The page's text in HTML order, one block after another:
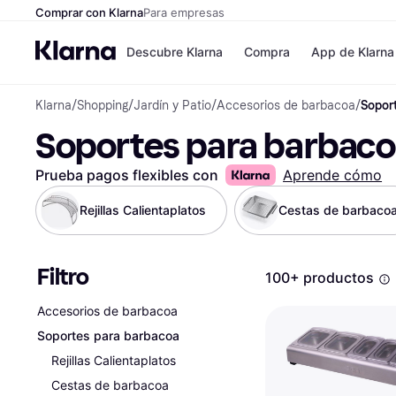
Comprar con KlarnaPara empresas
Descubre Klarna
Formas de
Formas de pago
Paga ahora
Paga en 3 plazos
Paga en 30 días
Financiación
Klarna en Apple
Compra
Tiendas
MediaMarkt
Shein
Zalando Prive
Zara
JD Sports
Directorio de
App de Klarna
Klarna/Shopping/Jardín y Patio/Accesorios de barbacoa/
Soportes para
Prueba pagos flexibles con Aprende cómo
Rejillas Calientaplatos Cestas de barbacoa
Filtro
Accesorios de barbacoa
Soportes para barbacoa
Rejillas Calientaplatos
Cestas de barbacoa
100+ productos